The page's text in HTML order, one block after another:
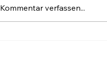
Kommentar verfassen...